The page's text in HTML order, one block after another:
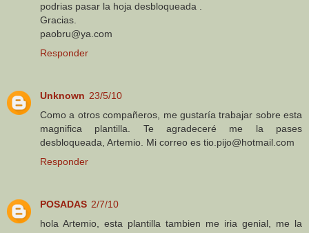
podrias pasar la hoja desbloqueada .
Gracias.
paobru@ya.com
Responder
Unknown 23/5/10
Como a otros compañeros, me gustaría trabajar sobre esta
magnifica plantilla. Te agradeceré me la pases
desbloqueada, Artemio. Mi correo es tio.pijo@hotmail.com
Responder
POSADAS 2/7/10
hola Artemio, esta plantilla tambien me iria genial, me la